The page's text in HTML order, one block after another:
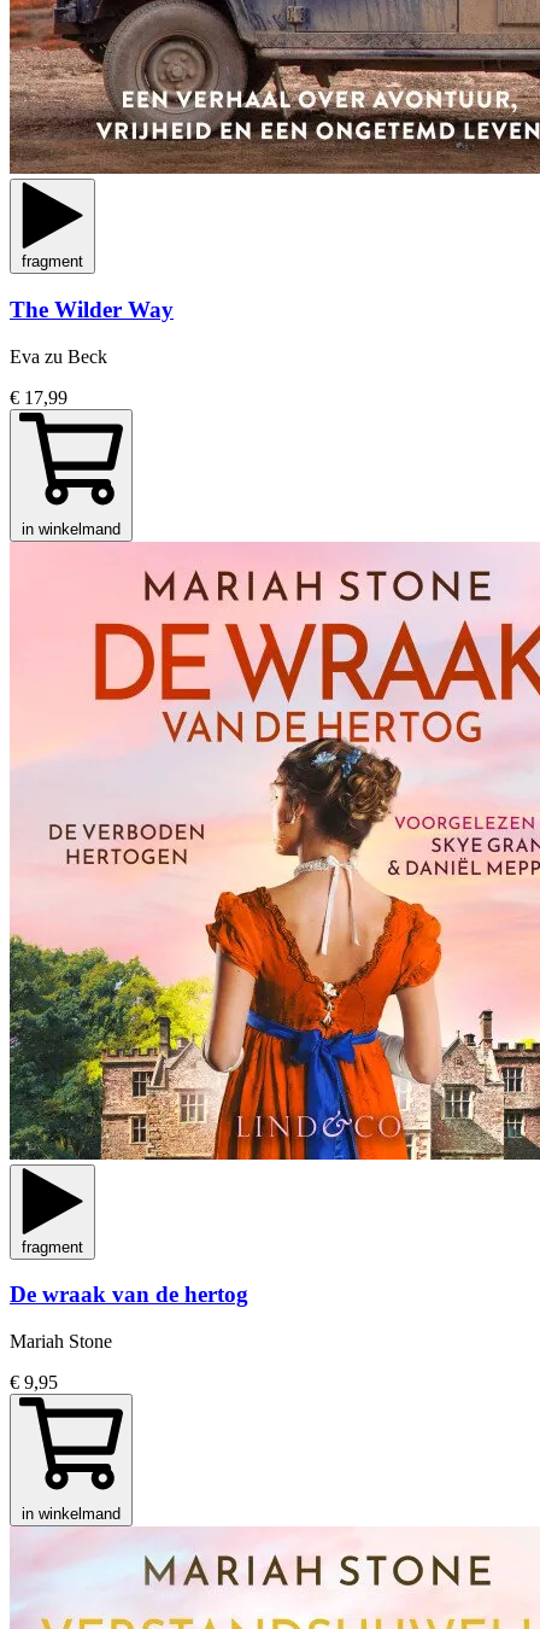
fragment
The Wilder Way
Eva zu Beck
€ 17,99
in winkelmand
fragment
De wraak van de hertog
Mariah Stone
€ 9,95
in winkelmand